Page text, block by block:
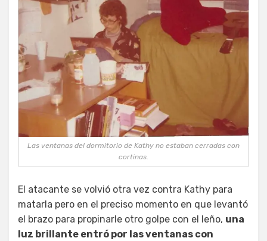
Las ventanas del dormitorio de Kathy no estaban cerradas con
cortinas.
El atacante se volvió otra vez contra Kathy para
matarla pero en el preciso momento en que levantó
el brazo para propinarle otro golpe con el leño, una
luz brillante entró por las ventanas con